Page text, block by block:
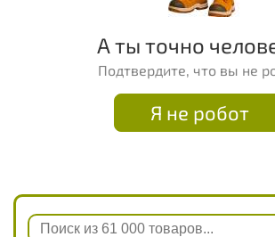
А ты точно
Подтвердите, что вы не
Я не робот